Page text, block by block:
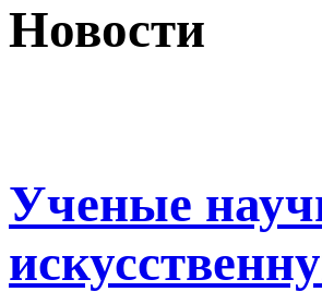
Новости
Ученые